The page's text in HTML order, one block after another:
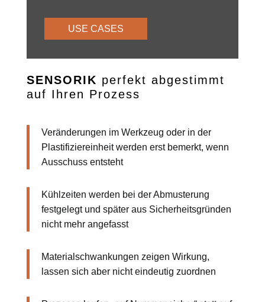
USE CASES
SENSORIK perfekt abgestimmt
auf Ihren Prozess
Veränderungen im Werkzeug oder in der
Plastifiziereinheit werden erst bemerkt, wenn
Ausschuss entsteht
Kühlzeiten werden bei der Abmusterung
festgelegt und später aus Sicherheitsgründen
nicht mehr angefasst
Materialschwankungen zeigen Wirkung,
lassen sich aber nicht eindeutig zuordnen